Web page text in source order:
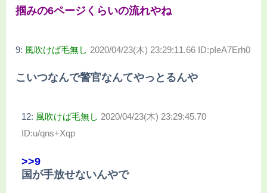
掴みの6ページくらいの流れやね
9: 風吹けば毛無し 2020/04/23(木) 23:29:11.66 ID:pIeA7Erh0
こいつなんで警官なんてやっとるんや
12: 風吹けば毛無し 2020/04/23(木) 23:29:45.70
ID:u/qns+Xqp
>>9
国が手放せないんやで